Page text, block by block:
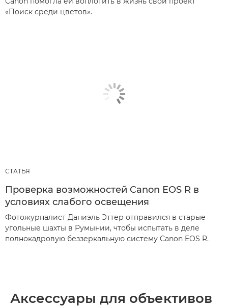
«Поиск среди цветов».
СТАТЬЯ
Проверка возможностей Canon EOS R в
условиях слабого освещения
Фотожурналист Даниэль Эттер отправился в старые
угольные шахты в Румынии, чтобы испытать в деле
полнокадровую беззеркальную систему Canon EOS R.
Аксессуары для объективов